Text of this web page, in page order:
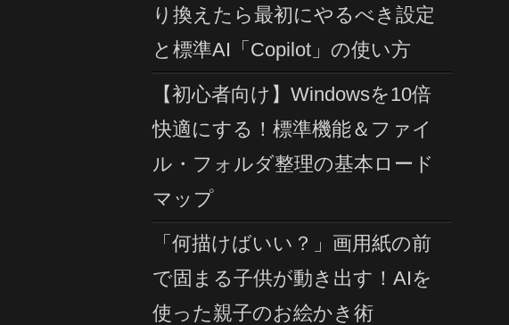
り換えたら最初にやるべき設定
と標準AI「Copilot」の使い方
【初心者向け】Windowsを10倍
快適にする！標準機能＆ファイ
ル・フォルダ整理の基本ロード
マップ
「何描けばいい？」画用紙の前
で固まる子供が動き出す！AIを
使った親子のお絵かき術